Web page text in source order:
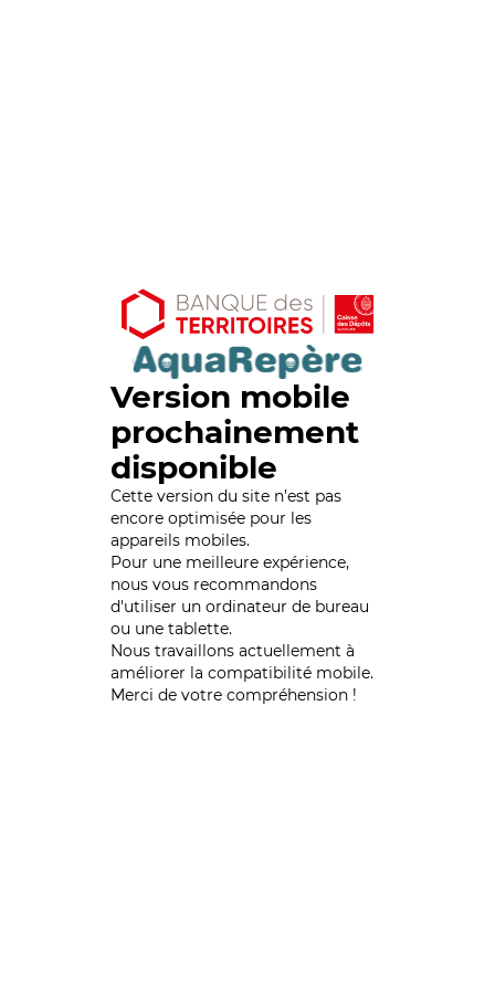
Version mobile
prochainement
disponible
Cette version du site n’est pas
encore optimisée pour les
appareils mobiles.
Pour une meilleure expérience,
nous vous recommandons
d'utiliser un ordinateur de bureau
ou une tablette.
Nous travaillons actuellement à
améliorer la compatibilité mobile.
Merci de votre compréhension !